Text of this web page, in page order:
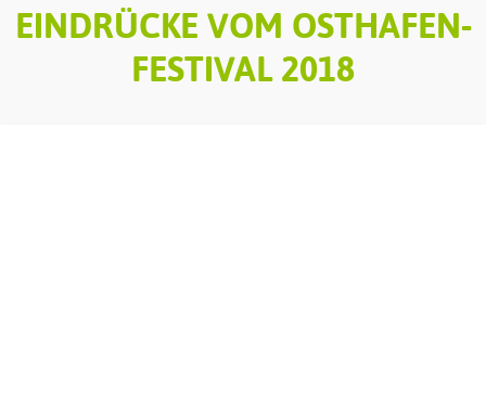
EINDRÜCKE VOM OSTHAFEN-
FESTIVAL 2018